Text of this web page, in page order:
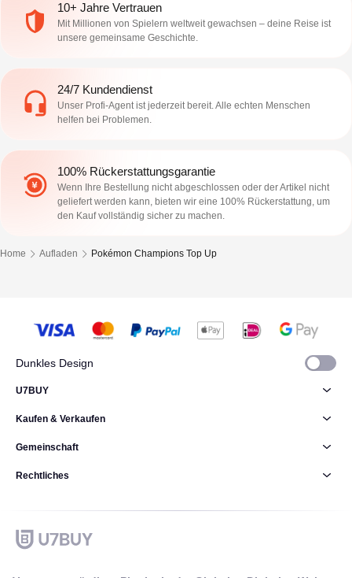
10+ Jahre Vertrauen
Mit Millionen von Spielern weltweit gewachsen – deine Reise ist
unsere gemeinsame Geschichte.
24/7 Kundendienst
Unser Profi-Agent ist jederzeit bereit. Alle echten Menschen
helfen bei Problemen.
100% Rückerstattungsgarantie
Wenn Ihre Bestellung nicht abgeschlossen oder der Artikel nicht
geliefert werden kann, bieten wir eine 100% Rückerstattung, um
den Kauf vollständig sicher zu machen.
Home Aufladen Pokémon Champions Top Up
Dunkles Design
U7BUY
Kaufen & Verkaufen
Gemeinschaft
Rechtliches